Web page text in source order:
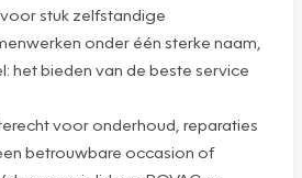
stuk zelfstandige
onder één sterke naam,
het bieden van de beste service
voor onderhoud, reparaties
betrouwbare occasion of